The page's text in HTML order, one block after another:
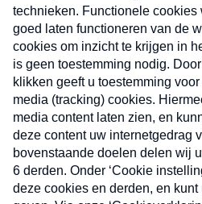
Nieuwsbrief